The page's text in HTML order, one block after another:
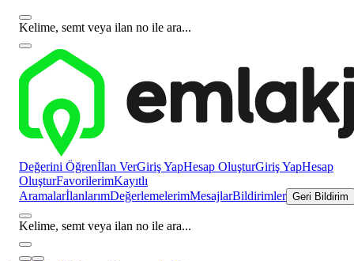
Kelime, semt veya ilan no ile ara...
Değerini Öğrenİlan VerGiriş YapHesap OluşturGiriş YapHesap
OluşturFavorilerimKayıtlı
AramalarİlanlarımDeğerlemelerimMesajlarBildirimler Geri Bildirim
Kelime, semt veya ilan no ile ara...